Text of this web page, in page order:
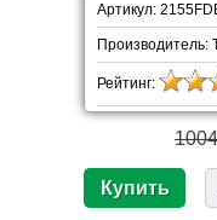
Артикул:
Производитель:
Рейтинг: